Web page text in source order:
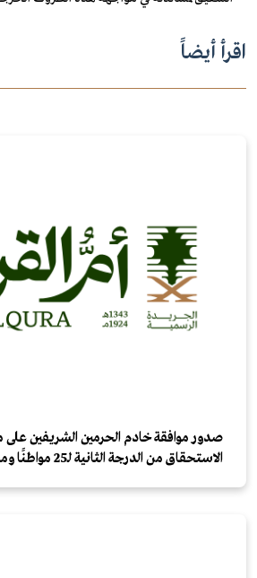
اقرأ أيضاً
صدور موافقة خادم الحرمين الشريفين على
الاستحقاق من الدرجة الثانية لـ25 مواطنًا ومقيمًا لتبرعهم بالدم